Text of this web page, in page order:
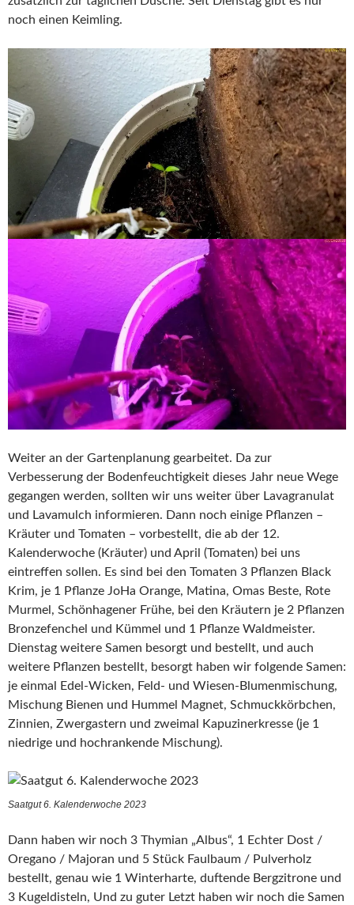
noch einen Keimling.
Weiter an der Gartenplanung gearbeitet. Da zur
Verbesserung der Bodenfeuchtigkeit dieses Jahr neue Wege
gegangen werden, sollten wir uns weiter über Lavagranulat
und Lavamulch informieren. Dann noch einige Pflanzen –
Kräuter und Tomaten – vorbestellt, die ab der 12.
Kalenderwoche (Kräuter) und April (Tomaten) bei uns
eintreffen sollen. Es sind bei den Tomaten 3 Pflanzen Black
Krim, je 1 Pflanze JoHa Orange, Matina, Omas Beste, Rote
Murmel, Schönhagener Frühe, bei den Kräutern je 2 Pflanzen
Bronzefenchel und Kümmel und 1 Pflanze Waldmeister.
Dienstag weitere Samen besorgt und bestellt, und auch
weitere Pflanzen bestellt, besorgt haben wir folgende Samen:
je einmal Edel-Wicken, Feld- und Wiesen-Blumenmischung,
Mischung Bienen und Hummel Magnet, Schmuckkörbchen,
Zinnien, Zwergastern und zweimal Kapuzinerkresse (je 1
niedrige und hochrankende Mischung).
Saatgut 6. Kalenderwoche 2023
Dann haben wir noch 3 Thymian „Albus“, 1 Echter Dost /
Oregano / Majoran und 5 Stück Faulbaum / Pulverholz
bestellt, genau wie 1 Winterharte, duftende Bergzitrone und
3 Kugeldisteln, Und zu guter Letzt haben wir noch die Samen